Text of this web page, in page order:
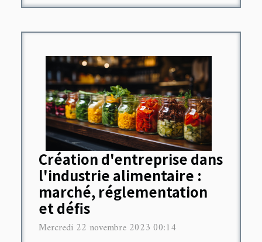
Création d'entreprise dans
l'industrie alimentaire :
marché, réglementation
et défis
Mercredi 22 novembre 2023 00:14